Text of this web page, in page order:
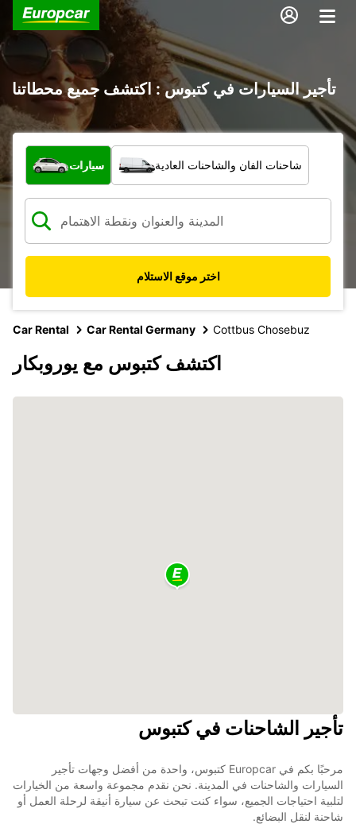
تأجير السيارات في كتبوس : اكتشف جميع محطاتنا
ما نوع المركبة؟
سيارات شاحنات الفان والشاحنات العادية
اختر موقع الاستلام
Car Rental Car Rental Germany Cottbus Chosebuz
اكتشف كتبوس مع يوروبكار
تأجير الشاحنات في كتبوس
مرحبًا بكم في Europcar كتبوس، واحدة من أفضل وجهات تأجير
السيارات والشاحنات في المدينة. نحن نقدم مجموعة واسعة من الخيارات
لتلبية احتياجات الجميع، سواء كنت تبحث عن سيارة أنيقة لرحلة العمل أو
شاحنة لنقل البضائع.